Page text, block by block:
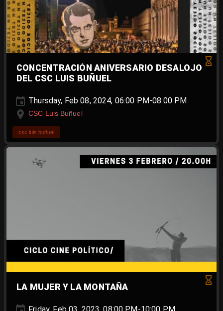
CONCENTRACIÓN ANIVERSARIO DESALOJO
DEL CSC LUIS BUÑUEL
Thursday, Feb 08, 2024, 06:00 PM-08:00 PM
CSC Luis Buñuel
csc luis buñuel
LA MUJER Y LA MONTAÑA
Friday, Feb 03, 2023, 08:00 PM-10:00 PM